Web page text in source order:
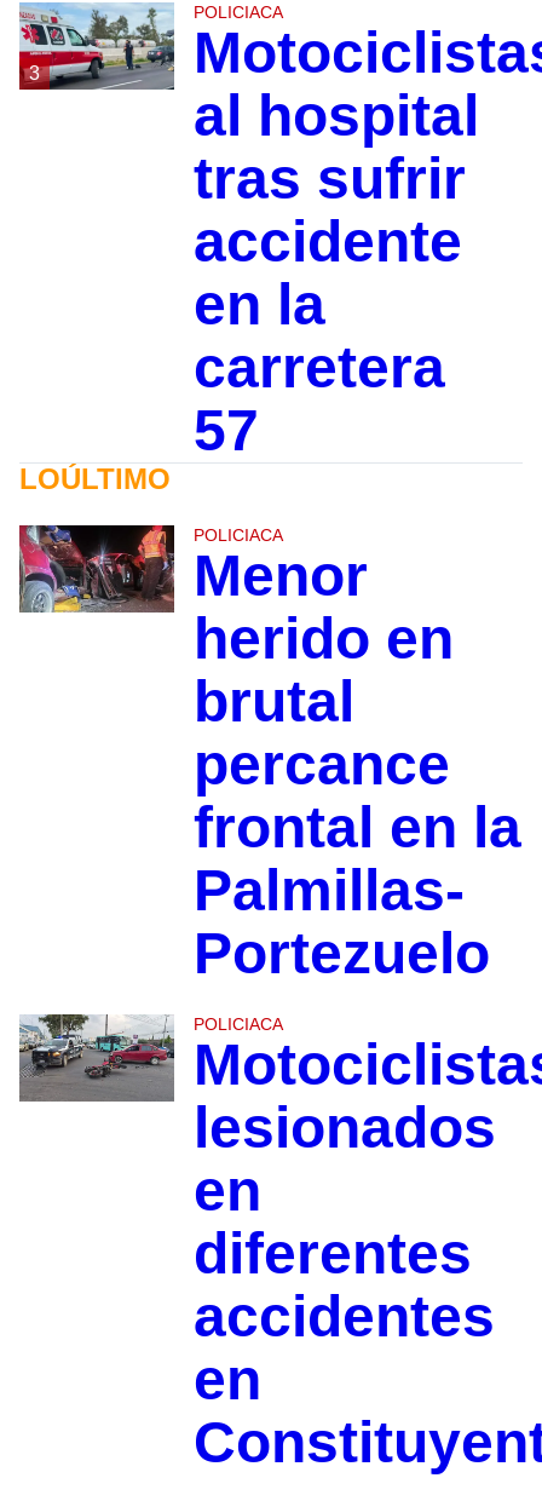
3
POLICIACA
al hospital
tras sufrir
accidente
en la
carretera
57
LOÚLTIMO
POLICIACA
Menor
herido en
brutal
percance
frontal en la
Palmillas-
Portezuelo
POLICIACA
lesionados
en
diferentes
accidentes
en